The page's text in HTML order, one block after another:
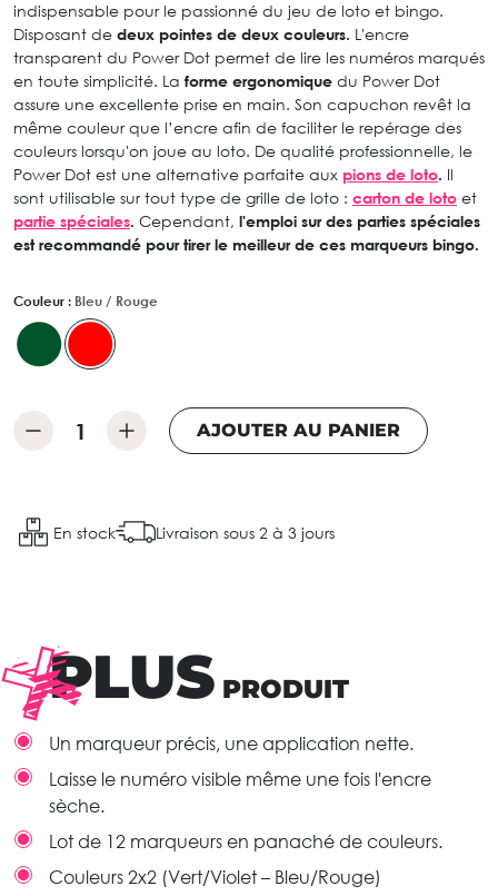
indispensable pour le passionné du jeu de loto et bingo.
Disposant de deux pointes de deux couleurs. L'encre
transparent du Power Dot permet de lire les numéros marqués
en toute simplicité. La forme ergonomique du Power Dot
assure une excellente prise en main. Son capuchon revêt la
même couleur que l’encre afin de faciliter le repérage des
couleurs lorsqu'on joue au loto. De qualité professionnelle, le
Power Dot est une alternative parfaite aux pions de loto. Il
sont utilisable sur tout type de grille de loto : carton de loto et
partie spéciales. Cependant, l'emploi sur des parties spéciales
est recommandé pour tirer le meilleur de ces marqueurs bingo.
Couleur : Bleu / Rouge
AJOUTER AU PANIER
En stock Livraison sous 2 à 3 jours
PLUS PRODUIT
Un marqueur précis, une application nette.
Laisse le numéro visible même une fois l'encre
sèche.
Lot de 12 marqueurs en panaché de couleurs.
Couleurs 2x2 (Vert/Violet – Bleu/Rouge)